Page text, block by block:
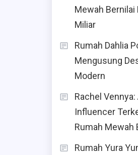
Mewah Bernilai
Miliar
Rumah Dahlia
Mengusung
Modern
Rachel
Influencer
Rumah Mewah
Rumah Yura